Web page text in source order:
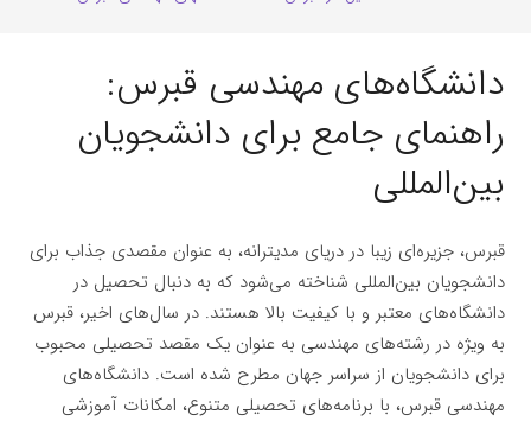
دانشگاه‌های مهندسی قبرس:
راهنمای جامع برای دانشجویان
بین‌المللی
قبرس، جزیره‌ای زیبا در دریای مدیترانه، به عنوان مقصدی جذاب برای
دانشجویان بین‌المللی شناخته می‌شود که به دنبال تحصیل در
دانشگاه‌های معتبر و با کیفیت بالا هستند. در سال‌های اخیر، قبرس
به ویژه در رشته‌های مهندسی به عنوان یک مقصد تحصیلی محبوب
برای دانشجویان از سراسر جهان مطرح شده است. دانشگاه‌های
مهندسی قبرس، با برنامه‌های تحصیلی متنوع، امکانات آموزشی